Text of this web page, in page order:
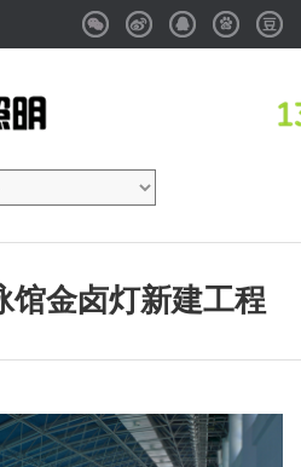
WeixinWeibo QQ Baidu
馆金卤灯新建工程